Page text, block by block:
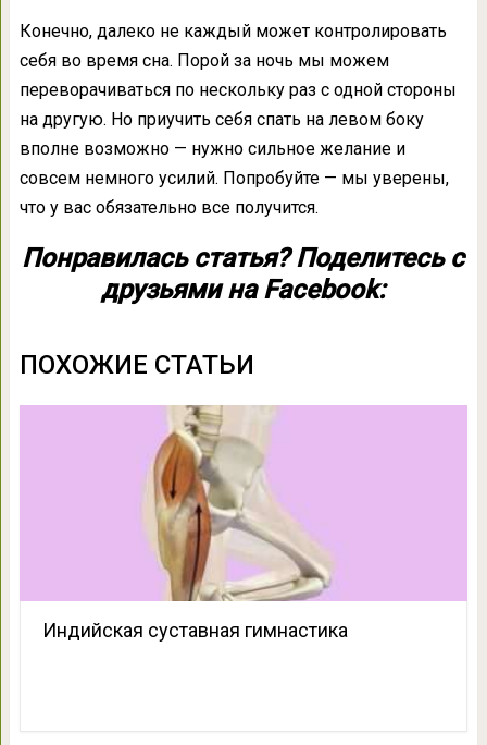
Конечно, далеко не каждый может контролировать
себя во время сна. Порой за ночь мы можем
переворачиваться по нескольку раз с одной стороны
на другую. Но приучить себя спать на левом боку
вполне возможно — нужно сильное желание и
совсем немного усилий. Попробуйте — мы уверены,
что у вас обязательно все получится.
Понравилась статья? Поделитесь с
друзьями на Facebook:
ПОХОЖИЕ СТАТЬИ
Индийская суставная гимнастика